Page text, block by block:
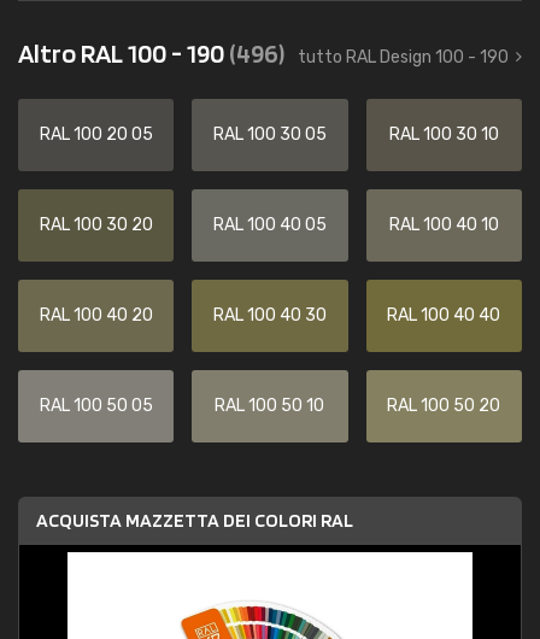
Altro RAL 100 - 190(496) tutto RAL Design 100 - 190
RAL 100 20 05 RAL 100 30 05 RAL 100 30 10
RAL 100 30 20 RAL 100 40 05 RAL 100 40 10
RAL 100 40 20 RAL 100 40 30 RAL 100 40 40
RAL 100 50 05 RAL 100 50 10 RAL 100 50 20
ACQUISTA MAZZETTA DEI COLORI RAL